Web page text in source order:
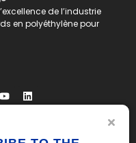
de l’industrie
en polyéthylène pour